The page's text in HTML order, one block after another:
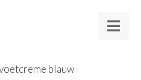
blauw